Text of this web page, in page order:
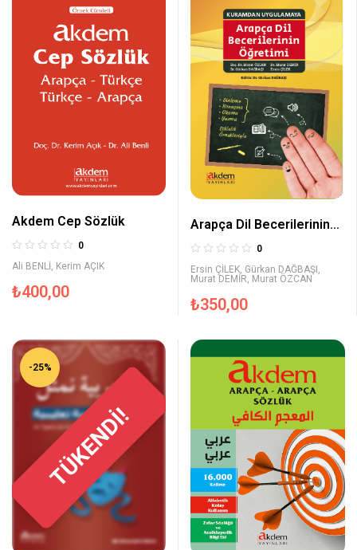
Akdem Cep Sözlük
0
Ali BENLİ Kerim AÇIK
₺400,00
Arapça Dil Becerilerinin
Öğretimi
0
Ersin ÇİLEK, Gürkan DAĞBAŞI ,
Murat DEMİR, Murat ÖZCAN
₺350,00
-25%
TÜKENDİ!